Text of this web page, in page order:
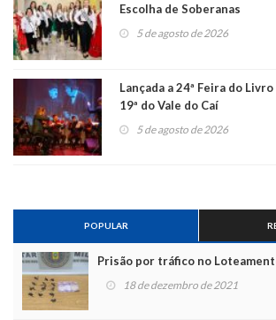
Escolha de Soberanas
5 de agosto de 2026
Lançada a 24ª Feira do
19ª do Vale do Caí
5 de agosto de 2026
POPULAR
Prisão por tráfico no
18 de dezembro de 2021